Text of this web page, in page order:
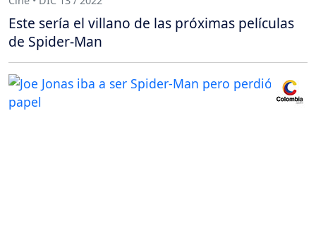
Este sería el villano de las próximas películas
de Spider-Man